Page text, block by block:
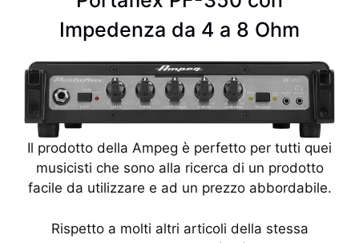
Impedenza da 4 a 8 Ohm
Il prodotto della Ampeg è perfetto per tutti quei
musicisti che sono alla ricerca di un prodotto
facile da utilizzare e ad un prezzo abbordabile.
Rispetto a molti altri articoli della stessa